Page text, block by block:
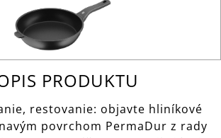
PRODUKTU
restovanie: objavte hliníkové
povrchom PermaDur z rady